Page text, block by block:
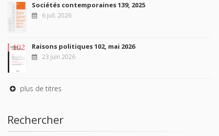
Sociétés contemporaines 139, 2025
6 juil. 2026
Raisons politiques 102, mai 2026
23 juin 2026
plus de titres
Rechercher